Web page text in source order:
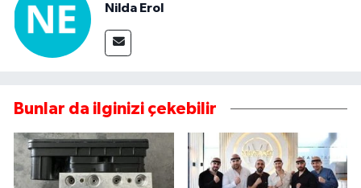
Nilda Erol
Bunlar da ilginizi çekebilir